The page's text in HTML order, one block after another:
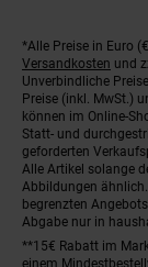
Fußnoten
*Alle Preise in Euro
Versandkosten und
Unverbindliche
Preise (inkl. MwSt.)
können im Online-
Statt- und
geforderten
Alle Artikel solange
Abbildungen
begrenzten
Abgabe nur in
**15€ Rabatt im
einem